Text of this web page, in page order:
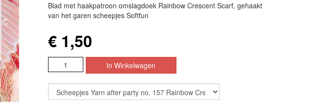
Blad met haakpatroon omslagdoek Rainbow Crescent Scarf, gehaakt
van het garen scheepjes Softfun
€ 1,50